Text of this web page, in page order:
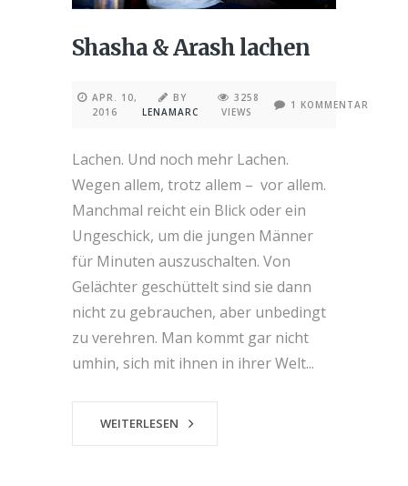
Shasha & Arash lachen
APR. 10,
2016
BY
LENAMARC
3258
VIEWS
1 KOMMENTAR
Lachen. Und noch mehr Lachen.
Wegen allem, trotz allem – vor allem.
Manchmal reicht ein Blick oder ein
Ungeschick, um die jungen Männer
für Minuten auszuschalten. Von
Gelächter geschüttelt sind sie dann
nicht zu gebrauchen, aber unbedingt
zu verehren. Man kommt gar nicht
umhin, sich mit ihnen in ihrer Welt...
WEITERLESEN